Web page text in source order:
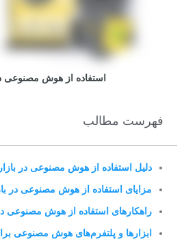
استفاده از هوش مصنوعی
فهرست مطالب
دلیل استفاده از هوش مصنوعی در
مزایای استفاده از هوش مصنوعی در
راهکارهای استفاده از هوش مصنوعی در
ابزارها و پلتفرم‌های هوش مصنوعی